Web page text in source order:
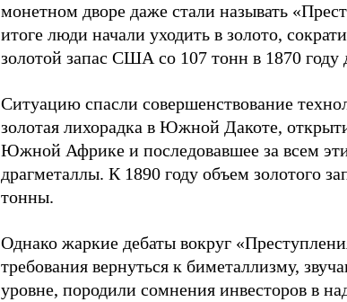
монетном дворе даже стали называть
итоге люди начали уходить в золото,
золотой запас США со 107 тонн в 1870 году
Ситуацию спасли совершенствование
золотая лихорадка в Южной Дакоте,
Южной Африке и последовавшее за всем
драгметаллы. К 1890 году объем золотого
тонны.
Однако жаркие дебаты вокруг
требования вернуться к биметаллизму,
уровне, породили сомнения инвесторов в